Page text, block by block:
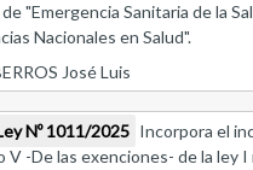
"Emergencia Sanitaria de la
Nacionales en Salud".
José Luis
Nº 1011/2025 Incorpora el
V -De las exenciones- de la ley I